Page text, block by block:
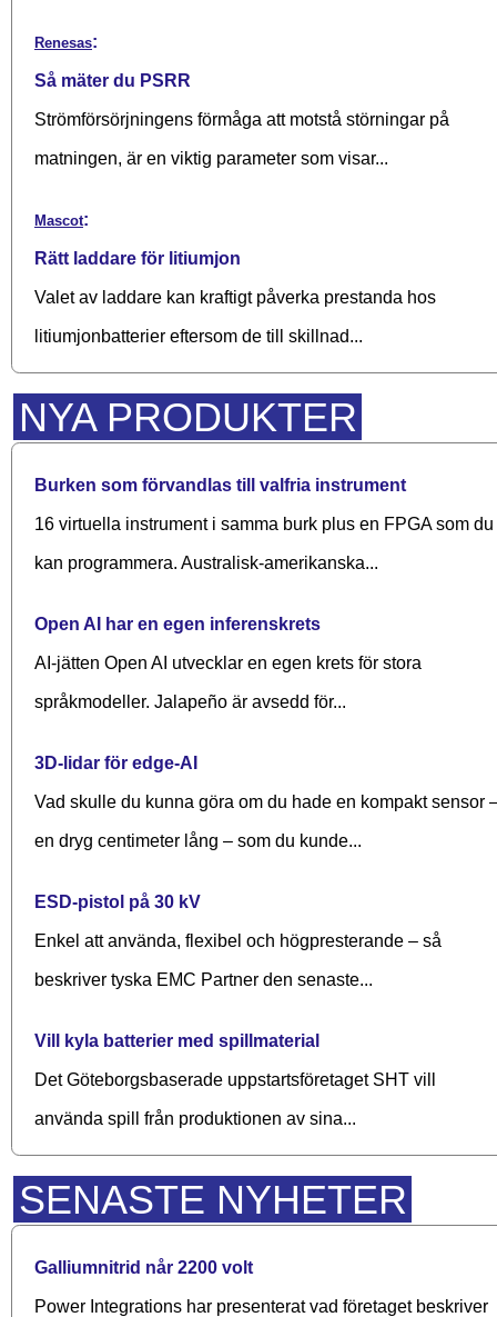
Renesas:
Så mäter du PSRR
Strömförsörjningens förmåga att motstå störningar på
matningen, är en viktig parameter som visar...
Mascot:
Rätt laddare för litiumjon
Valet av laddare kan kraftigt påverka prestanda hos
litiumjonbatterier eftersom de till skillnad...
NYA PRODUKTER
Burken som förvandlas till valfria instrument
16 virtuella instrument i samma burk plus en FPGA som du
kan programmera. Australisk-amerikanska...
Open AI har en egen inferenskrets
AI-jätten Open AI utvecklar en egen krets för stora
språkmodeller. Jalapeño är avsedd för...
3D-lidar för edge-AI
Vad skulle du kunna göra om du hade en kompakt sensor
en dryg centimeter lång – som du kunde...
ESD-pistol på 30 kV
Enkel att använda, flexibel och högpresterande – så
beskriver tyska EMC Partner den senaste...
Vill kyla batterier med spillmaterial
Det Göteborgsbaserade upp­starts­företaget SHT vill
använda spill från produktionen av sina...
SENASTE NYHETER
Galliumnitrid når 2200 volt
Power Integrations har presenterat vad företaget beskriver